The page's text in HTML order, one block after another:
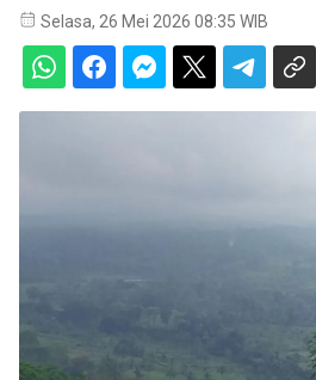
Selasa, 26 Mei 2026 08:35 WIB